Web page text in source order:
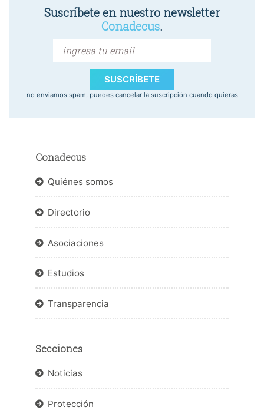
Suscríbete en nuestro newsletter
Conadecus.
SUSCRÍBETE
no enviamos spam, puedes cancelar la suscripción cuando quieras
Conadecus
Quiénes somos
Directorio
Asociaciones
Estudios
Transparencia
Secciones
Noticias
Protección